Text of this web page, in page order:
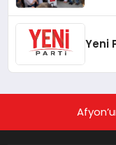
Yeni